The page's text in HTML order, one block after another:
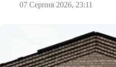
07 Серпня 2026, 23:11